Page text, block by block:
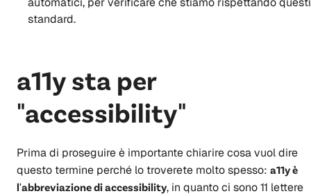
standard.
a11y sta per
"accessibility"
Prima di proseguire è importante chiarire cosa vuol dire
questo termine perché lo troverete molto spesso: a11y è
l'abbreviazione di accessibility, in quanto ci sono 11 lettere